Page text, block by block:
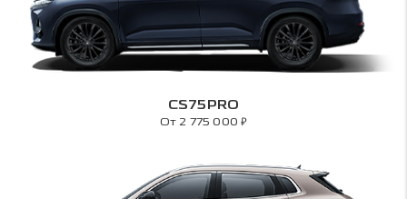
CS75PRO
От 2 775 000₽